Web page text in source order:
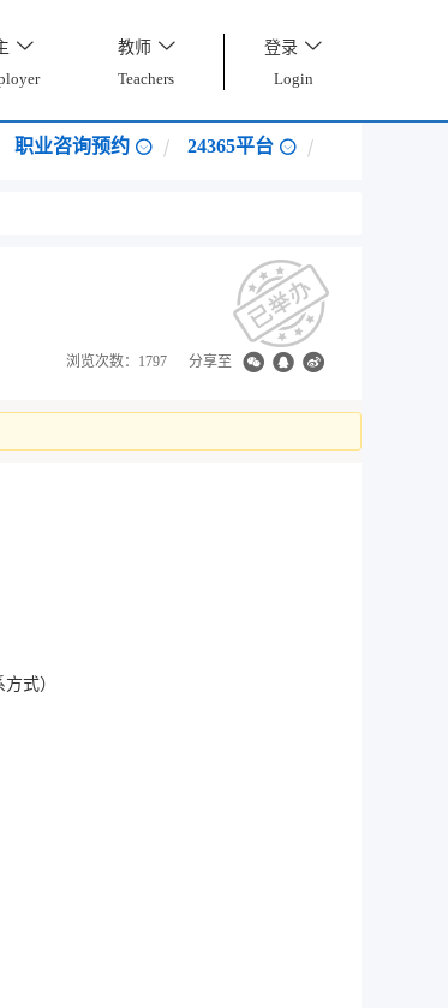
教师
Teachers
登录
Login
职业咨询预约 24365平台
浏览次数：1797 分享至
式）